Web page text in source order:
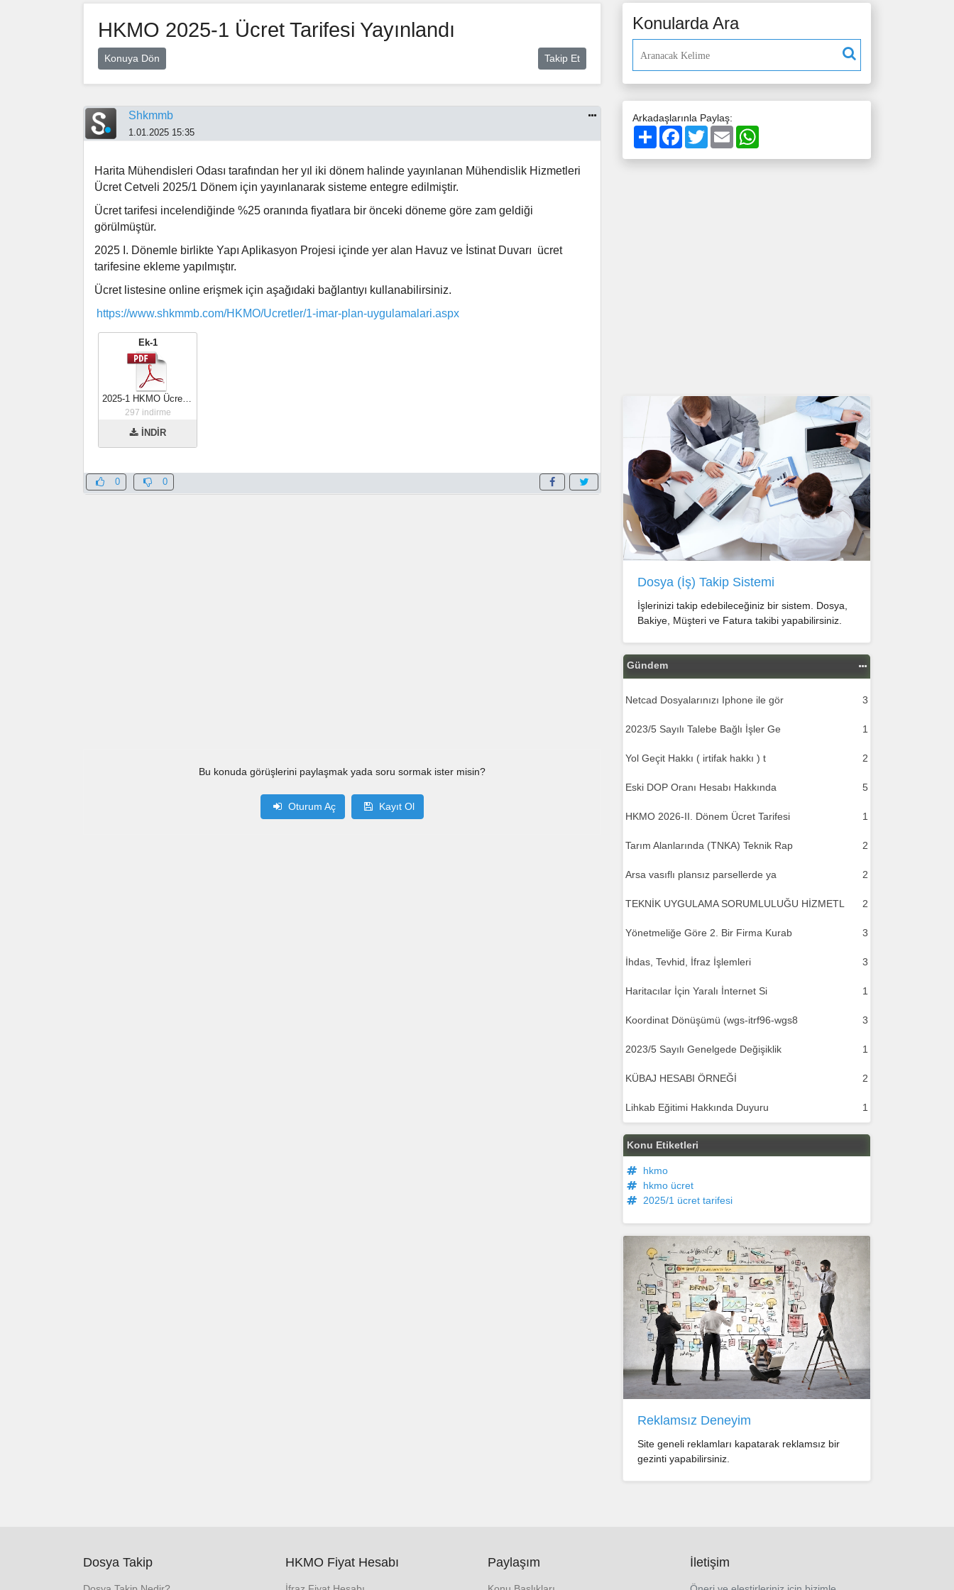
HKMO 2025-1 Ücret Tarifesi Yayınlandı
Takip Et
Konuya Dön
Shkmmb
1.01.2025 15:35
Harita Mühendisleri Odası tarafından her yıl iki dönem halinde yayınlanan Mühendislik Hizmetleri
Ücret Cetveli 2025/1 Dönem için yayınlanarak sisteme entegre edilmiştir.
Ücret tarifesi incelendiğinde %25 oranında fiyatlara bir önceki döneme göre zam geldiği
görülmüştür.
2025 I. Dönemle birlikte Yapı Aplikasyon Projesi içinde yer alan Havuz ve İstinat Duvarı ücret
tarifesine ekleme yapılmıştır.
Ücret listesine online erişmek için aşağıdaki bağlantıyı kullanabilirsiniz.
https://www.shkmmb.com/HKMO/Ucretler/1-imar-plan-uygulamalari.aspx
Ek-1
2025-1 HKMO Ücret Tarifesi
297 indirme
İNDİR
0 0
Bu konuda görüşlerini paylaşmak yada soru sormak ister misin?
Oturum Aç Kayıt Ol
Konularda Ara
Arkadaşlarınla Paylaş:
PaylaşFacebook
TwitterEmail
Dosya (İş) Takip Sistemi
İşlerinizi takip edebileceğiniz bir sistem. Dosya,
Bakiye, Müşteri ve Fatura takibi yapabilirsiniz.
Gündem
Netcad Dosyalarınızı Iphone ile gör 3
2023/5 Sayılı Talebe Bağlı İşler Ge 1
Yol Geçit Hakkı ( irtifak hakkı ) t 2
Eski DOP Oranı Hesabı Hakkında 5
HKMO 2026-II. Dönem Ücret Tarifesi 1
Tarım Alanlarında (TNKA) Teknik Rap 2
Arsa vasıflı plansız parsellerde ya 2
TEKNİK UYGULAMA SORUMLULUĞU HİZMETL 2
Yönetmeliğe Göre 2. Bir Firma Kurab 3
İhdas, Tevhid, İfraz İşlemleri 3
Haritacılar İçin Yaralı İnternet Si 1
Koordinat Dönüşümü (wgs-itrf96-wgs8 3
2023/5 Sayılı Genelgede Değişiklik 1
KÜBAJ HESABI ÖRNEĞİ 2
Lihkab Eğitimi Hakkında Duyuru 1
Konu Etiketleri
hkmo
hkmo ücret
2025/1 ücret tarifesi
Reklamsız Deneyim
Site geneli reklamları kapatarak reklamsız bir
gezinti yapabilirsiniz.
Dosya Takip HKMO Fiyat Hesabı Paylaşım İletişim